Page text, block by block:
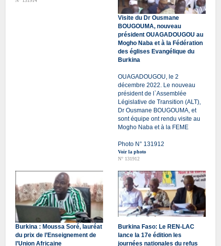
Visite du Dr Ousmane
BOUGOUMA, nouveau
président OUAGADOUGOU au
Mogho Naba et à la Fédération
des églises Evangélique du
Burkina
OUAGADOUGOU, le 2
décembre 2022. Le nouveau
président de l`Assemblée
Législative de Transition (ALT),
Dr Ousmane BOUGOUMA, et
sont équipe ont rendu visite au
Mogho Naba et à la FEME
Photo N° 131912
Voir la photo
N° 131912
Burkina : Moussa Soré, lauréat
du prix de l’Enseignement de
l’Union Africaine
Burkina Faso: Le REN-LAC
lance la 17e édition les
journées nationales du refus